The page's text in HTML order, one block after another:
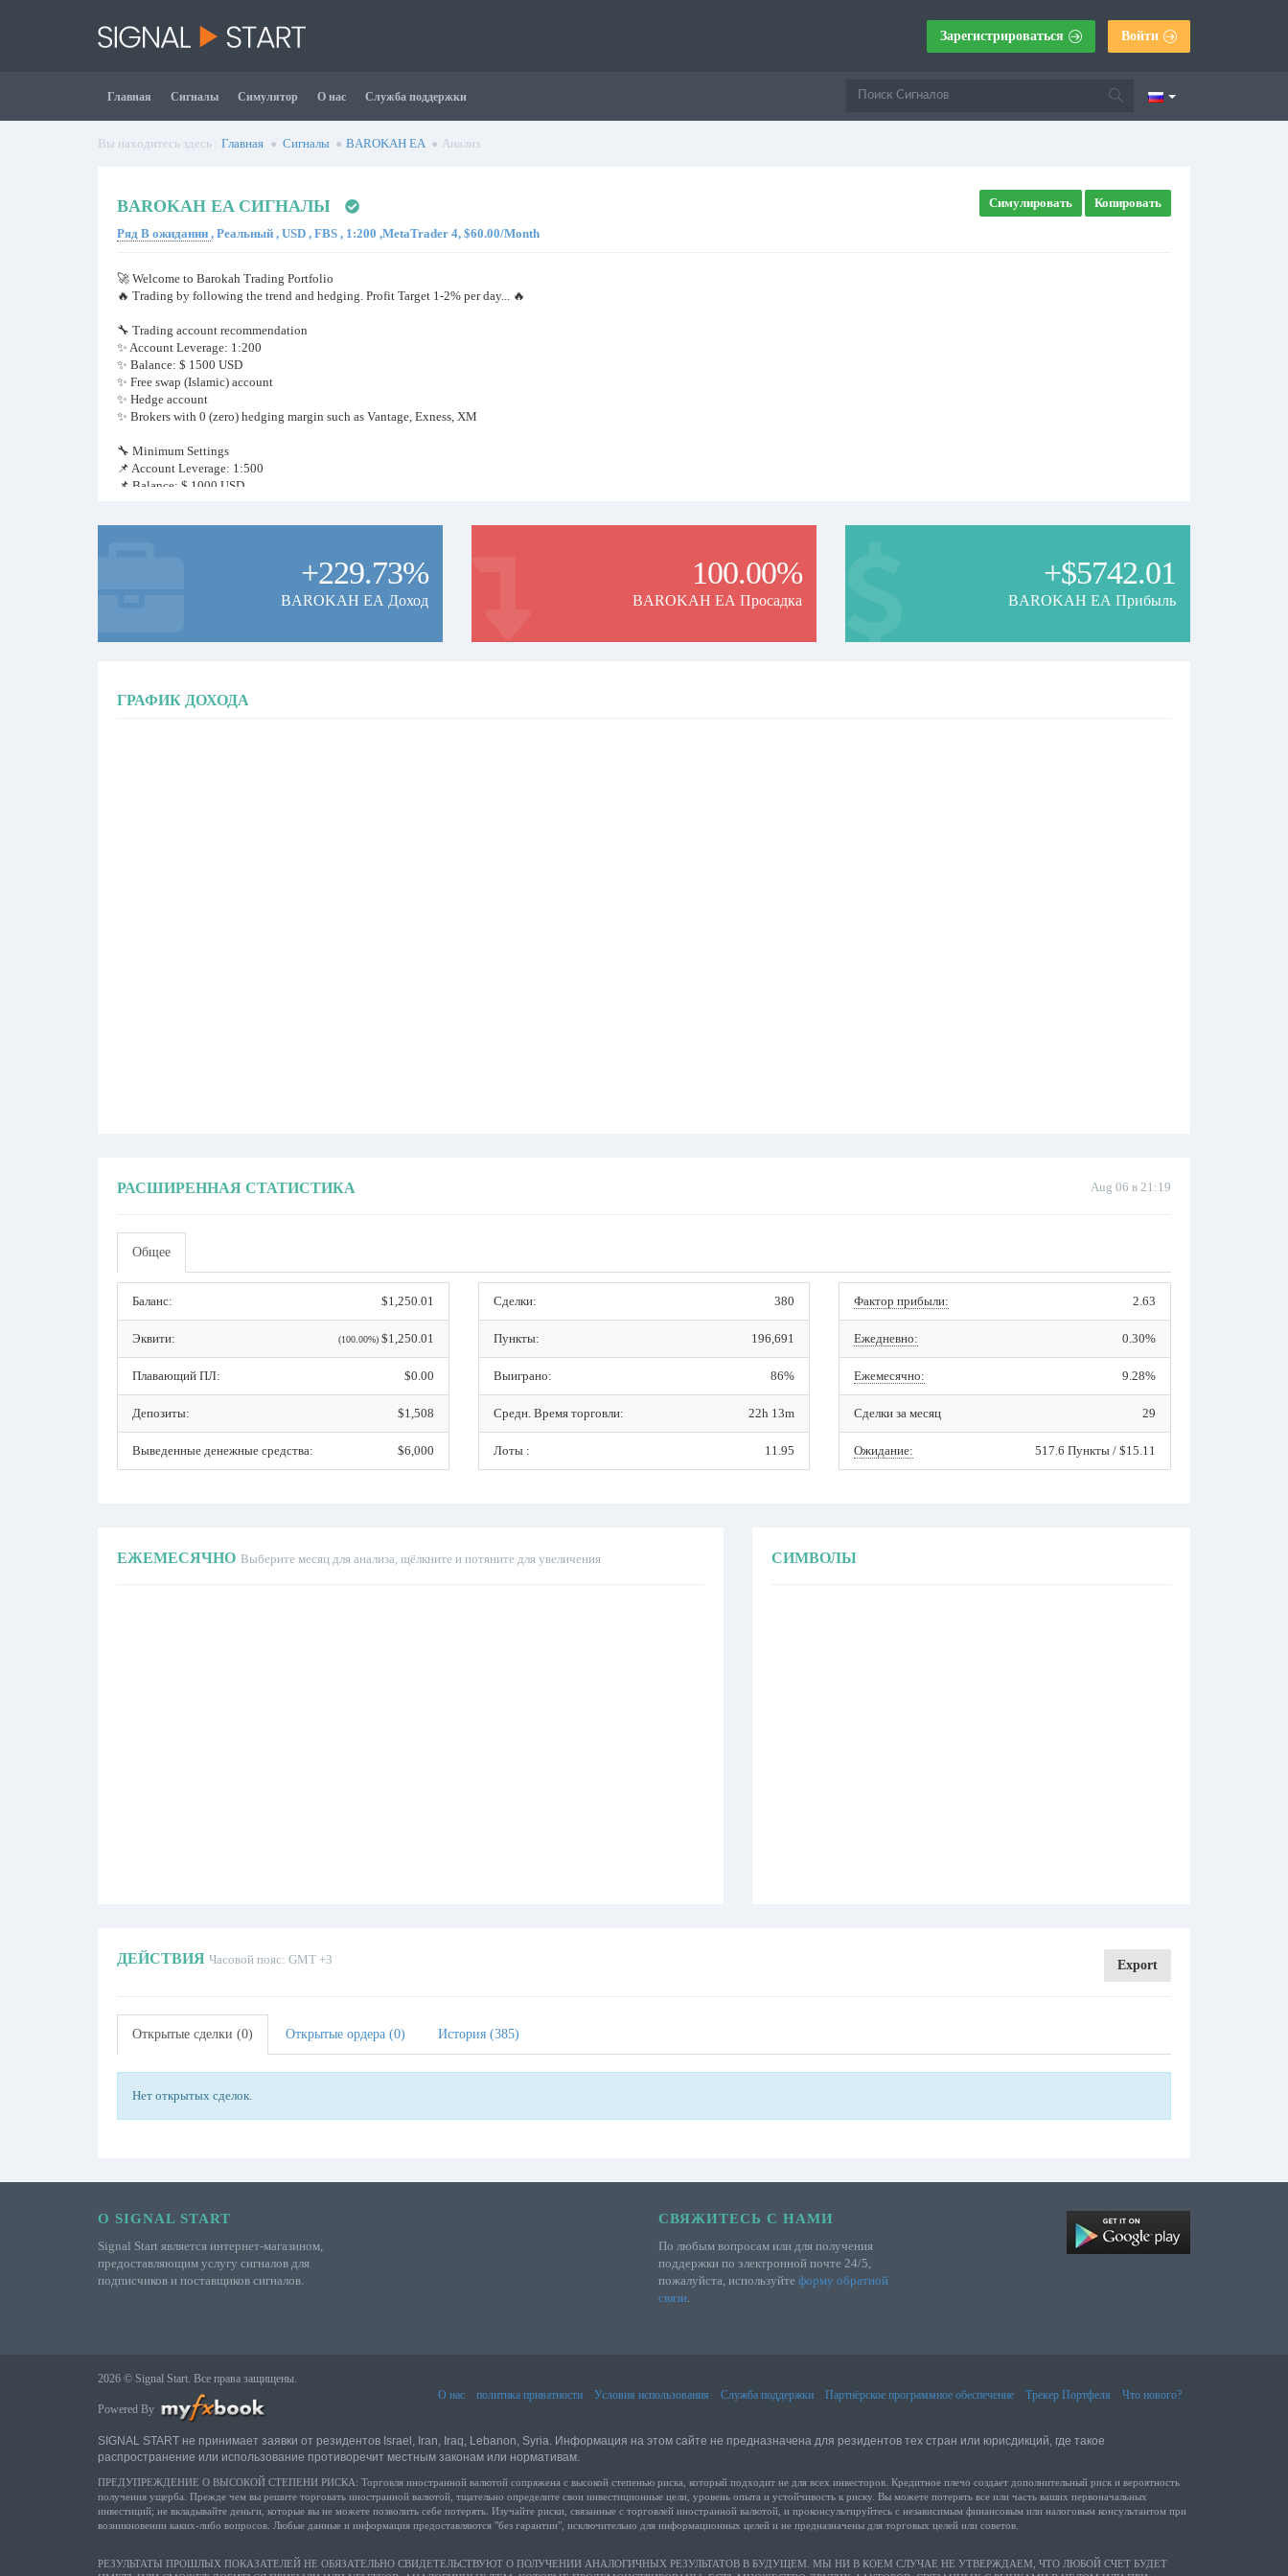
Зарегистрироваться Войти
Главная Сигналы Симулятор О нас Служба поддержки
Вы находитесь здесь : Главная Сигналы BAROKAH EA Анализ
BAROKAH EA СИГНАЛЫ
Ряд В ожидании , Реальный , USD , FBS , 1:200 ,MetaTrader 4, $60.00/Month
Симулировать Копировать
🚀 Welcome to Barokah Trading Portfolio
🔥 Trading by following the trend and hedging. Profit Target 1-2% per day... 🔥
🔧 Trading account recommendation
✨ Account Leverage: 1:200
✨ Balance: $ 1500 USD
✨ Free swap (Islamic) account
✨ Hedge account
✨ Brokers with 0 (zero) hedging margin such as Vantage, Exness, XM
🔧 Minimum Settings
📌 Account Leverage: 1:500
📌 Balance: $ 1000 USD
💡 It is recommended to copy trade on the same platform, to minimize the risk of slippage. You can find us on Vantage Copy Trading with same name.
🤝 Join our signal today! to keep your current subscription price. Subscription prices will increase soon.
+229.73%
BAROKAH EA Доход
100.00%
BAROKAH EA Просадка
+$5742.01
BAROKAH EA Прибыль
ГРАФИК ДОХОДА
Aug 06 в 21:19
РАСШИРЕННАЯ СТАТИСТИКА
Общее
Баланс: $1,250.01
Эквити: (100.00%)$1,250.01
Плавающий ПЛ: $0.00
Депозиты: $1,508
Выведенные денежные средства: $6,000
Сделки: 380
Пункты: 196,691
Выиграно: 86%
Средн. Время торговли: 22h 13m
Лоты : 11.95
Фактор прибыли: 2.63
Ежедневно: 0.30%
Ежемесячно: 9.28%
Сделки за месяц 29
Ожидание: 517.6 Пункты / $15.11
ЕЖЕМЕСЯЧНО Выберите месяц для анализа, щёлкните и потяните для увеличения СИМВОЛЫ
ДЕЙСТВИЯ Часовой пояс: GMT +3 Export
Открытые сделки (0) Открытые ордера (0) История (385)
Нет открытых сделок.
О SIGNAL START
Signal Start является интернет-магазином,
предоставляющим услугу сигналов для
подписчиков и поставщиков сигналов.
СВЯЖИТЕСЬ С НАМИ
По любым вопросам или для получения
поддержки по электронной почте 24/5,
пожалуйста, используйте форму обратной
связи.
2026 © Signal Start. Все права защищены.
О нас
политика приватности Условия использования Служба поддержки Партнёрское программное обеспечение Трекер Портфеля
Что нового?
Powered By
SIGNAL START не принимает заявки от резидентов Israel, Iran, Iraq, Lebanon, Syria. Информация на этом сайте не предназначена для резидентов тех стран или юрисдикций, где такое
распространение или использование противоречит местным законам или нормативам.
ПРЕДУПРЕЖДЕНИЕ О ВЫСОКОЙ СТЕПЕНИ РИСКА: Торговля иностранной валютой сопряжена с высокой степенью риска, который подходит не для всех инвесторов. Кредитное плечо создает дополнительный риск и вероятность
получения ущерба. Прежде чем вы решите торговать иностранной валютой, тщательно определите свои инвестиционные цели, уровень опыта и устойчивость к риску. Вы можете потерять все или часть ваших первоначальных
инвестиций; не вкладывайте деньги, которые вы не можете позволить себе потерять. Изучайте риски, связанные с торговлей иностранной валютой, и проконсультируйтесь с независимым финансовым или налоговым консультантом при
возникновении каких-либо вопросов. Любые данные и информация предоставляются "без гарантии", исключительно для информационных целей и не предназначены для торговых целей или советов.
РЕЗУЛЬТАТЫ ПРОШЛЫХ ПОКАЗАТЕЛЕЙ НЕ ОБЯЗАТЕЛЬНО СВИДЕТЕЛЬСТВУЮТ О ПОЛУЧЕНИИ АНАЛОГИЧНЫХ РЕЗУЛЬТАТОВ В БУДУЩЕМ. МЫ НИ В КОЕМ СЛУЧАЕ НЕ УТВЕРЖДАЕМ, ЧТО ЛЮБОЙ СЧЕТ БУДЕТ